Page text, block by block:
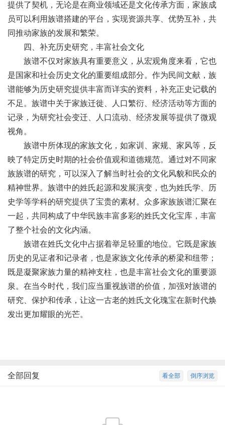
提供了契机，无论是在商业领域还是文化传承方面，家族成
员可以利用族谱搭建的平台，实现资源共享、优势互补，共
同推动家族的发展和繁荣。
四、补充历史研究，丰富社会文化
族谱不仅对家族具有重要意义，从宏观角度来看，它也
是国家和社会历史文化的重要组成部分。作为民间文献，族
谱能够为历史研究提供丰富而详实的资料，补充正史记载的
不足。族谱中关于家族迁徙、人口繁衍、经济活动等方面的
记录，为研究社会变迁、人口流动、经济发展等提供了微观
视角。
族谱中所体现的家族文化，如家训、家规、家风等，反
映了特定历史时期的社会价值观和道德规范。通过对不同家
族族谱的研究，可以深入了解当时社会的文化风貌和民众的
精神世界。族谱中的姓氏起源和发展演变，也为姓氏学、历
史学等学科的研究提供了宝贵的素材。众多家族族谱汇聚在
一起，共同构成了中华民族丰富多彩的姓氏文化宝库，丰富
了整个社会的文化内涵。
族谱在姓氏文化中占据着举足轻重的地位。它既是家族
历史的见证者和记录者，也是家族文化传承的桥梁和纽带；
既是凝聚家族力量的精神支柱，也是丰富社会文化的重要源
泉。在当今时代，我们应当重视族谱的价值，加强对族谱的
研究、保护和传承，让这一古老的姓氏文化瑰宝在新时代焕
发出更加耀眼的光芒。
倒序浏览
看全部
全部回复